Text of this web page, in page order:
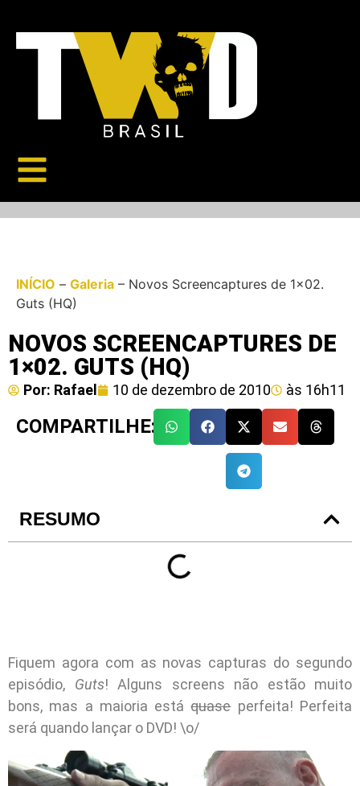
INÍCIO – Galeria – Novos Screencaptures de 1×02.
Guts (HQ)
NOVOS SCREENCAPTURES DE
1×02. GUTS (HQ)
Por: Rafael 10 de dezembro de 2010 às 16h11
COMPARTILHE:
RESUMO
Fiquem agora com as novas capturas do segundo
episódio, Guts! Alguns screens não estão muito
bons, mas a maioria estáquaseperfeita! Perfeita
será quando lançar o DVD! \o/